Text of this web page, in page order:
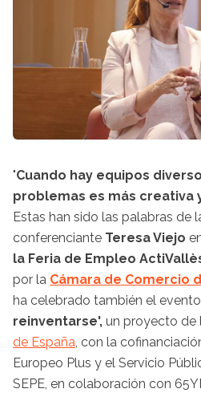
"Cuando hay equipos
problemas es más creativa
Estas han sido las palabras de
conferenciante Teresa Viejo
la Feria de Empleo
por la Cámara de Comercio
ha celebrado también el evento
reinventarse', un proyecto de
de España, con la
Europeo Plus y el Servicio
SEPE, en colaboración con